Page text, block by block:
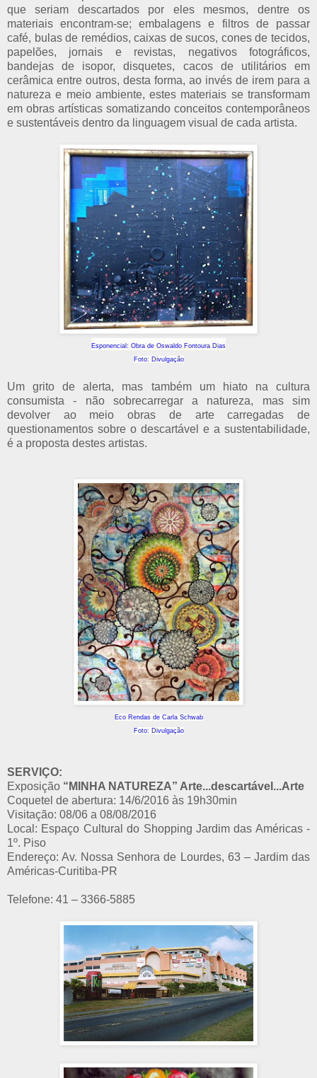
que seriam descartados por eles mesmos, dentre os
materiais encontram-se; embalagens e filtros de passar
café, bulas de remédios, caixas de sucos, cones de tecidos,
papelões, jornais e revistas, negativos fotográficos,
bandejas de isopor, disquetes, cacos de utilitários em
cerâmica entre outros, desta forma, ao invés de irem para a
natureza e meio ambiente, estes materiais se transformam
em obras artísticas somatizando conceitos contemporâneos
e sustentáveis dentro da linguagem visual de cada artista.
Esponencial: Obra de Oswaldo Fontoura Dias
Foto: Divulgação
Um grito de alerta, mas também um hiato na cultura
consumista - não sobrecarregar a natureza, mas sim
devolver ao meio obras de arte carregadas de
questionamentos sobre o descartável e a sustentabilidade,
é a proposta destes artistas.
Eco Rendas de Carla Schwab
Foto: Divulgação
SERVIÇO:
Exposição “MINHA NATUREZA” Arte...descartável...Arte
Coquetel de abertura: 14/6/2016 às 19h30min
Visitação: 08/06 a 08/08/2016
Local: Espaço Cultural do Shopping Jardim das Américas -
1º. Piso
Endereço: Av. Nossa Senhora de Lourdes, 63 – Jardim das
Américas-Curitiba-PR
Telefone: 41 – 3366-5885